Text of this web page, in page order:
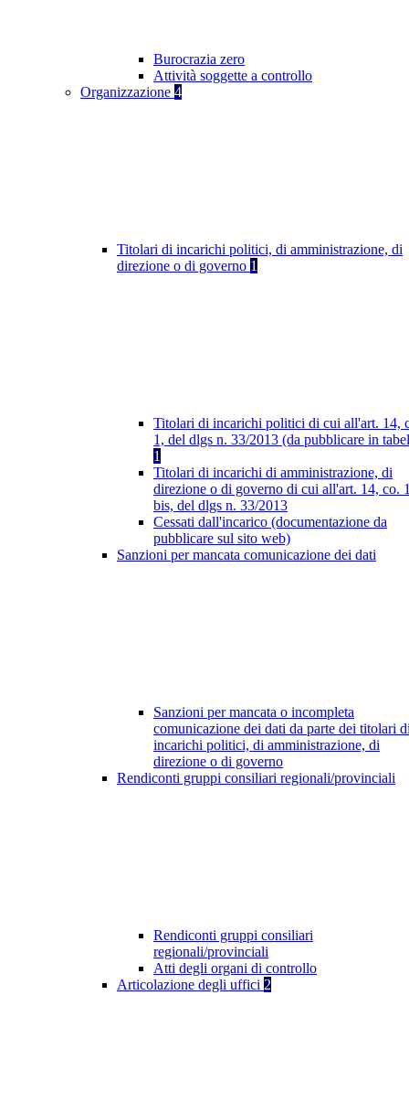
Burocrazia zero
Attività soggette a controllo
Organizzazione 4
Titolari di incarichi politici, di amministrazione, di
direzione o di governo 1
Titolari di incarichi politici di cui all'art. 14,
1, del dlgs n. 33/2013 (da pubblicare in
1
Titolari di incarichi di amministrazione, di
direzione o di governo di cui all'art. 14, co.
bis, del dlgs n. 33/2013
Cessati dall'incarico (documentazione da
pubblicare sul sito web)
Sanzioni per mancata comunicazione dei dati
Sanzioni per mancata o incompleta
comunicazione dei dati da parte dei titolari
incarichi politici, di amministrazione, di
direzione o di governo
Rendiconti gruppi consiliari regionali/provinciali
Rendiconti gruppi consiliari
regionali/provinciali
Atti degli organi di controllo
Articolazione degli uffici 2